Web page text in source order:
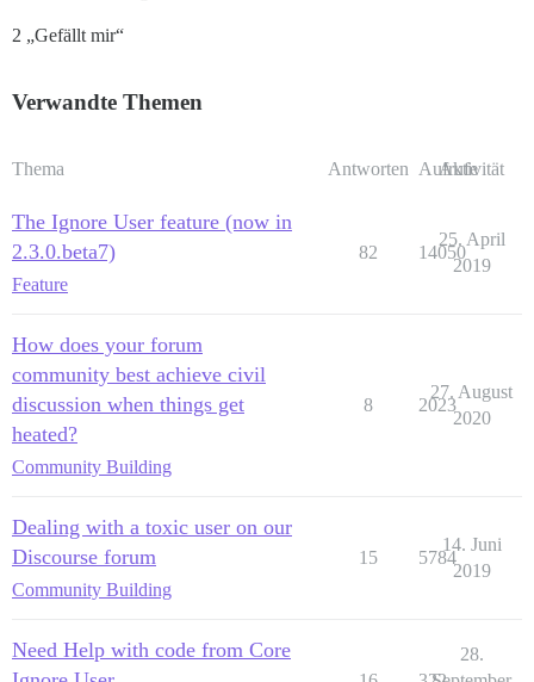
2 „Gefällt mir“
Verwandte Themen
Thema Antworten Aufrufe
Aktivität
The Ignore User feature (now in
2.3.0.beta7)
Feature
82 14050
25. April
2019
How does your forum
community best achieve civil
discussion when things get
heated?
Community Building
8 2023
27. August
2020
Dealing with a toxic user on our
Discourse forum
Community Building
15 5784
14. Juni
2019
Need Help with code from Core
28.